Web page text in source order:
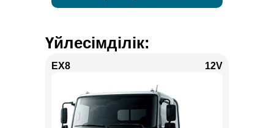
Үйлесімділік:
EX8 12V